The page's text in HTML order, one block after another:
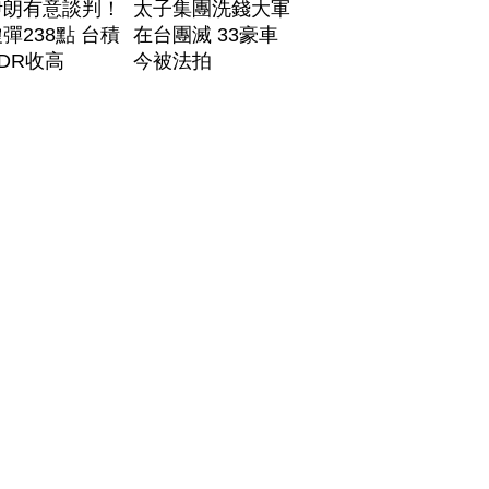
有意談判！
238點 台積
收高
太子集團洗錢大軍
在台團滅 33豪車
今被法拍